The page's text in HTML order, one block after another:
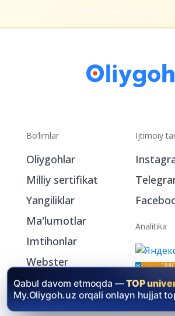
Bo‘limlar
Oliygohlar
Milliy sertifikat
Yangiliklar
Ma'lumotlar
Imtihonlar
Webster
My.Oliygoh.uz
Ijtimoiy
Analitika
Qabul davom etmoqda —TOP
My.Oliygoh.uz orqali onlayn hujjat